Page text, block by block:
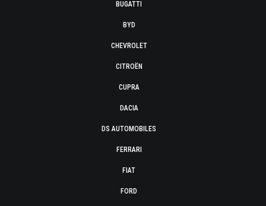
BUGATTI
BYD
CHEVROLET
CITROËN
CUPRA
DACIA
DS AUTOMOBILES
FERRARI
FIAT
FORD